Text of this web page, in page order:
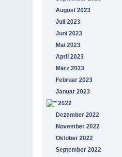
August 2023
Juli 2023
Juni 2023
Mai 2023
April 2023
März 2023
Februar 2023
Januar 2023
2022
Dezember 2022
November 2022
Oktober 2022
September 2022